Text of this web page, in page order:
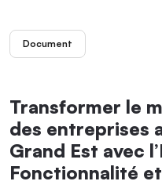
Document
Transformer le
des entreprises
Grand Est avec
Fonctionnalité